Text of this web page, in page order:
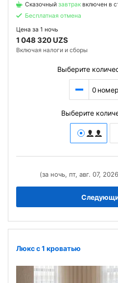
Сказочный завтрак включен в
Бесплатная отмена
Цена за 1 ночь
1 048 320 UZS
Включая налоги и сборы
Выберите
0
Выберите
(за ночь, пт, авг. 07,
Люкс с 1 кроватью